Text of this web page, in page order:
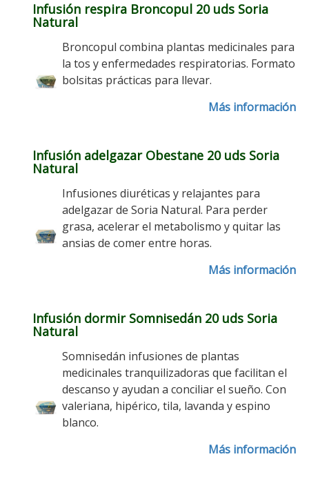
Infusión respira Broncopul 20 uds Soria
Natural
Broncopul combina plantas medicinales para
la tos y enfermedades respiratorias. Formato
bolsitas prácticas para llevar.
Más información
Infusión adelgazar Obestane 20 uds Soria
Natural
Infusiones diuréticas y relajantes para
adelgazar de Soria Natural. Para perder
grasa, acelerar el metabolismo y quitar las
ansias de comer entre horas.
Más información
Infusión dormir Somnisedán 20 uds Soria
Natural
Somnisedán infusiones de plantas
medicinales tranquilizadoras que facilitan el
descanso y ayudan a conciliar el sueño. Con
valeriana, hipérico, tila, lavanda y espino
blanco.
Más información